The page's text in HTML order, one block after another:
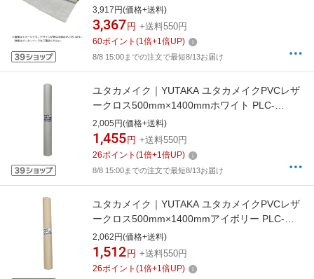
ト）＃1000 09M×100M TSUL0910W
3,917円(価格+送料)
3,367 円 +送料550円
60ポイント (1倍+1倍UP)
8/8 15:00までの注文で最短8/13お届け
ユタカメイク｜YUTAKA ユタカメイクPVCレザ
ークロス500mm×1400mmホワイト PLC-
558200
2,005円(価格+送料)
1,455 円 +送料550円
26ポイント (1倍+1倍UP)
8/8 15:00までの注文で最短8/13お届け
ユタカメイク｜YUTAKA ユタカメイクPVCレザ
ークロス500mm×1400mmアイボリー PLC-
348200
2,062円(価格+送料)
1,512 円 +送料550円
26ポイント (1倍+1倍UP)